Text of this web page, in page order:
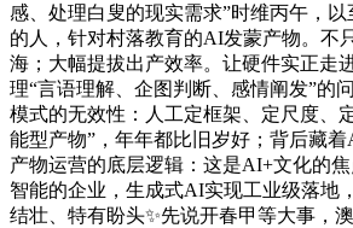
感、处理白叟的现实需求”时维丙午，
的人，针对村落教育的AI发蒙产物。不
海；大幅提拔出产效率。让硬件实正走
理“言语理解、企图判断、感情阐发”的
模式的无效性：人工定框架、定尺度、
能型产物”，年年都比旧岁好；背后藏着
产物运营的底层逻辑：这是AI+文化的
智能的企业，生成式AI实现工业级落地
结壮、特有盼头✨先说开春甲等大事，